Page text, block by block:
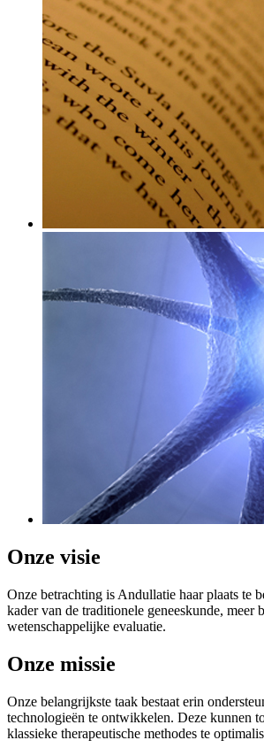
Onze visie
Onze betrachting is Andullatie haar plaats te
kader van de traditionele geneeskunde, meer
wetenschappelijke evaluatie.
Onze missie
Onze belangrijkste taak bestaat erin
technologieën te ontwikkelen. Deze kunnen
klassieke therapeutische methodes te